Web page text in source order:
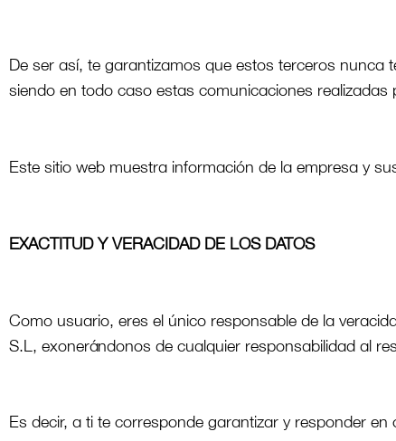
De ser así, te garantizamos que estos terceros
siendo en todo caso estas comunicaciones
Este sitio web muestra información de la empresa y
EXACTITUD Y VERACIDAD DE LOS DATOS
Como usuario, eres el único responsable de la
S.L, exonerándonos de cualquier responsabilidad al
Es decir, a ti te corresponde garantizar y responder